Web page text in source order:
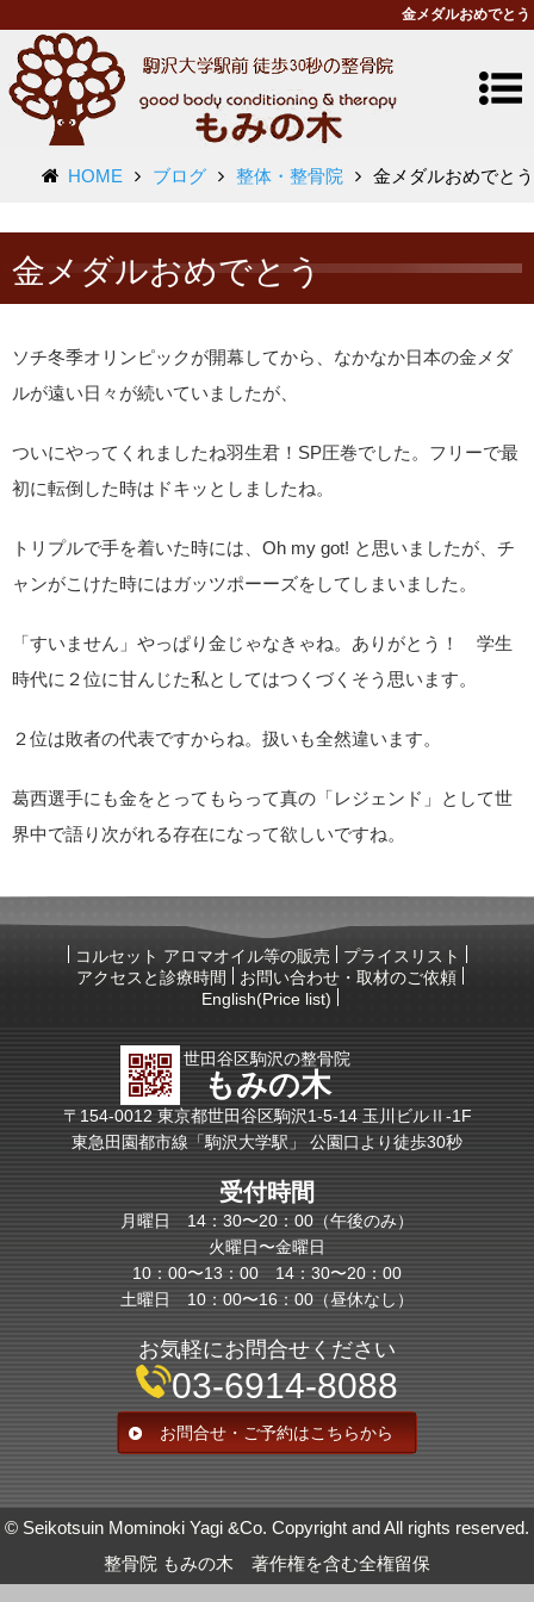
金メダルおめでとう
HOME ブログ 整体・整骨院 金メダルおめでとう
金メダルおめでとう
ソチ冬季オリンピックが開幕してから、なかなか日本の金メダ
ルが遠い日々が続いていましたが、
ついにやってくれましたね羽生君！SP圧巻でした。フリーで最
初に転倒した時はドキッとしましたね。
トリプルで手を着いた時には、Oh my got! と思いましたが、チ
ャンがこけた時にはガッツポーーズをしてしまいました。
「すいません」やっぱり金じゃなきゃね。ありがとう！ 学生
時代に２位に甘んじた私としてはつくづくそう思います。
２位は敗者の代表ですからね。扱いも全然違います。
葛西選手にも金をとってもらって真の「レジェンド」として世
界中で語り次がれる存在になって欲しいですね。
コルセット アロマオイル等の販売
プライスリスト
アクセスと診療時間
お問い合わせ・取材のご依頼
English(Price list)
世田谷区駒沢の整骨院
もみの木
〒154-0012 東京都世田谷区駒沢1-5-14 玉川ビルⅡ-1F
東急田園都市線「駒沢大学駅」 公園口より徒歩30秒
受付時間
月曜日 14：30〜20：00（午後のみ）
火曜日〜金曜日
10：00〜13：00 14：30〜20：00
土曜日 10：00〜16：00（昼休なし）
お気軽にお問合せください
03-6914-8088
お問合せ・ご予約はこちらから
© Seikotsuin Mominoki Yagi &Co. Copyright and All rights reserved.
整骨院 もみの木 著作権を含む全権留保